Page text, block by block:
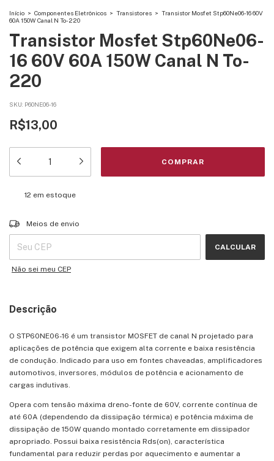
Início > Componentes Eletrônicos > Transistores > Transistor Mosfet Stp60Ne06-16 60V
60A 150W Canal N To-220
Transistor Mosfet Stp60Ne06-
16 60V 60A 150W Canal N To-
220
SKU: P60NE06-16
R$13,00
12 em estoque
Entregas para o CEP:
Meios de envio
CALCULAR
Não sei meu CEP
Descrição
O STP60NE06-16 é um transistor MOSFET de canal N projetado para
aplicações de potência que exigem alta corrente e baixa resistência
de condução. Indicado para uso em fontes chaveadas, amplificadores
automotivos, inversores, módulos de potência e acionamento de
cargas indutivas.
Opera com tensão máxima dreno-fonte de 60V, corrente contínua de
até 60A (dependendo da dissipação térmica) e potência máxima de
dissipação de 150W quando montado corretamente em dissipador
apropriado. Possui baixa resistência Rds(on), característica
fundamental para reduzir perdas por aquecimento e aumentar a